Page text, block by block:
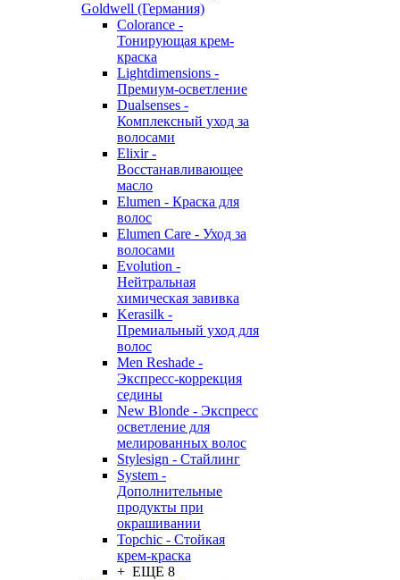
Goldwell (Германия)
Colorance -
Тонирующая крем-
краска
Lightdimensions -
Премиум-осветление
Dualsenses -
Комплексный уход за
волосами
Elixir -
Восстанавливающее
масло
Elumen - Краска для
волос
Elumen Care - Уход за
волосами
Evolution -
Нейтральная
химическая завивка
Kerasilk -
Премиальный уход для
волос
Men Reshade -
Экспресс-коррекция
седины
New Blonde - Экспресс
осветление для
мелированных волос
Stylesign - Стайлинг
System -
Дополнительные
продукты при
окрашивании
Topchic - Стойкая
крем-краска
+ ЕЩЕ 8